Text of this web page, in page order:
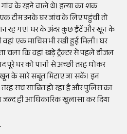
गांव के रहने वाले थे। हत्या का शक
टीम उनके घर जांच के लिए पहुंची तो
रह गए। घर के अंदर कुछ ईंटें और खून के
एक माचिस भी रखी हुई मिली। घर
चला कि वहां खड़े ट्रैक्टर से पहले डीजल
पूरे घर को पानी से अच्छी तरह धोकर
के सारे सबूत मिटाए जा सकें। इन
सच साबित हो रहा है और पुलिस का
ही आधिकारिक खुलासा कर दिया